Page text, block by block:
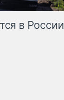
в России